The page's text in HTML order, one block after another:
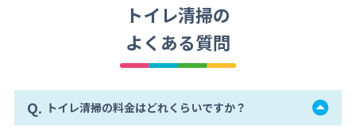
トイレ清掃の
よくある質問
Q. トイレ清掃の料金はどれくらいですか？